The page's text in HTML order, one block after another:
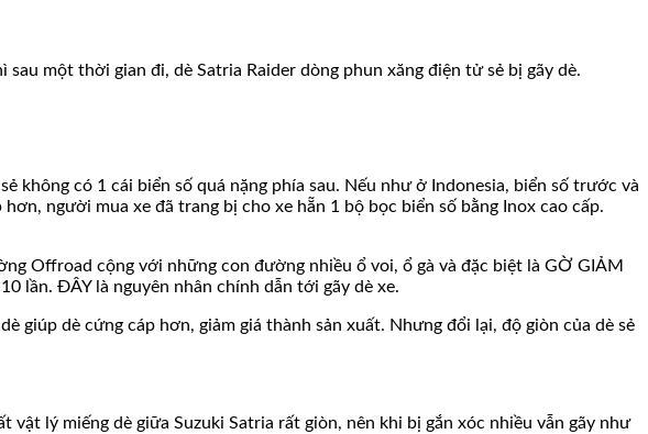
một thời gian đi, dè Satria Raider dòng phun xăng điện tử sẻ bị gãy dè.
không có 1 cái biển số quá nặng phía sau. Nếu như ở Indonesia, biển số trước và
người mua xe đã trang bị cho xe hẵn 1 bộ bọc biển số bằng Inox cao cấp.
Offroad cộng với những con đường nhiều ổ voi, ổ gà và đặc biệt là GỜ GIẢM
lần. ĐÂY là nguyên nhân chính dẫn tới gãy dè xe.
giúp dè cứng cáp hơn, giảm giá thành sản xuất. Nhưng đổi lại, độ giòn của dè sẻ
lý miếng dè giữa Suzuki Satria rất giòn, nên khi bị gắn xóc nhiều vẫn gãy như